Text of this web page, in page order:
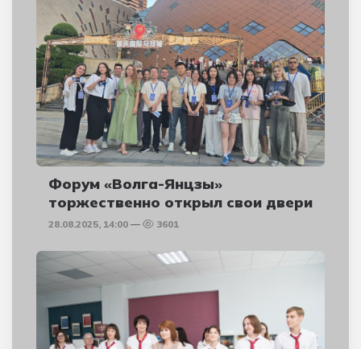
Форум «Волга-Янцзы»
торжественно открыл свои двери
28.08.2025, 14:00 3601